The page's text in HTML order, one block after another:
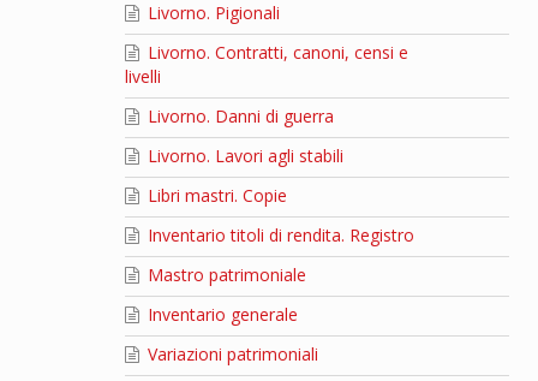
Livorno. Pigionali
Livorno. Contratti, canoni, censi e
livelli
Livorno. Danni di guerra
Livorno. Lavori agli stabili
Libri mastri. Copie
Inventario titoli di rendita. Registro
Mastro patrimoniale
Inventario generale
Variazioni patrimoniali